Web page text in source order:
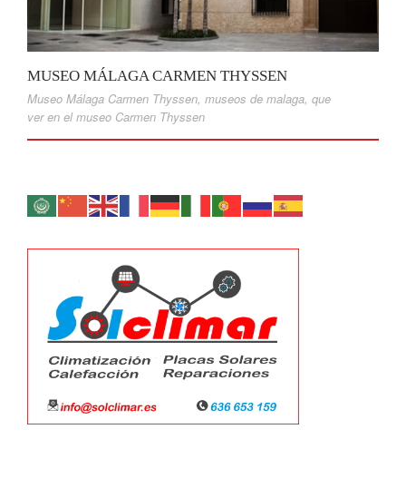
MUSEO MÁLAGA CARMEN THYSSEN
Museo Málaga Carmen Thyssen, museos de malaga, que
ver en el museo Carmen Thyssen